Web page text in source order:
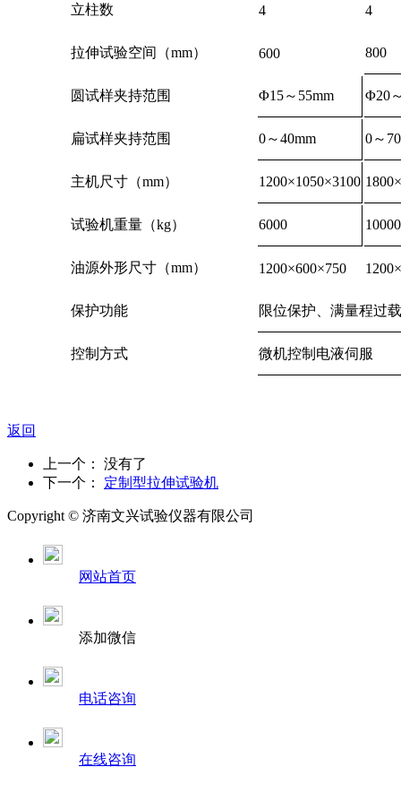
立柱数 4 4
拉伸试验空间（mm） 600 800
圆试样夹持范围 Φ15～55mm Φ20
扁试样夹持范围 0～40mm 0～
主机尺寸（mm） 1200×1050×3100
试验机重量（kg） 6000 10000
油源外形尺寸（mm） 1200×600×750
保护功能 限位保护、满量程过
控制方式 微机控制电液伺服
返回
上一个： 没有了
下一个： 定制型拉伸试验机
Copyright © 济南文兴试验仪器有限公司
网站首页
添加微信
电话咨询
在线咨询